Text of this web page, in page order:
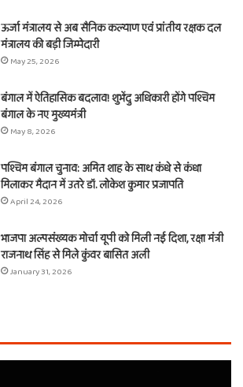
ऊर्जा मंत्रालय से अब सैनिक कल्याण एवं प्रांतीय रक्षक दल
मंत्रालय की बड़ी जिम्मेदारी
May 25, 2026
बंगाल में ऐतिहासिक बदलाव! शुभेंदु अधिकारी होंगे पश्चिम
बंगाल के नए मुख्यमंत्री
May 8, 2026
पश्चिम बंगाल चुनाव: अमित शाह के साथ कंधे से कंधा
मिलाकर मैदान में उतरे डॉ. लोकेश कुमार प्रजापति
April 24, 2026
भाजपा अल्पसंख्यक मोर्चा यूपी को मिली नई दिशा, रक्षा मंत्री
राजनाथ सिंह से मिले कुंवर बासित अली
January 31, 2026